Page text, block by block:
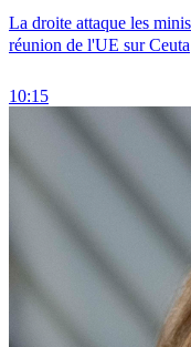
La droite attaque les
réunion de l'UE sur Ceuta
10:15